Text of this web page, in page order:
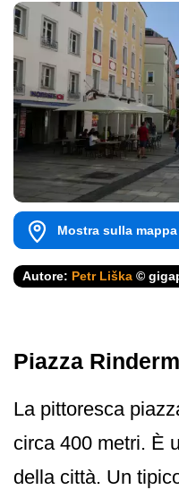
Mostra sulla
Autore: Petr Liška ©
Piazza
La pittoresca
circa 400 metri. È
della città. Un